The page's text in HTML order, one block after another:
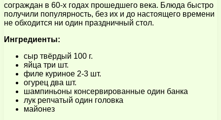
сограждан в 60-х годах прошедшего века. Блюда быстро
получили популярность, без их и до настоящего времени
не обходится ни один праздничный стол.
Ингредиенты:
сыр твёрдый 100 г.
яйца три шт.
филе куриное 2-3 шт.
огурец два шт.
шампиньоны консервированные один банка
лук репчатый один головка
майонез